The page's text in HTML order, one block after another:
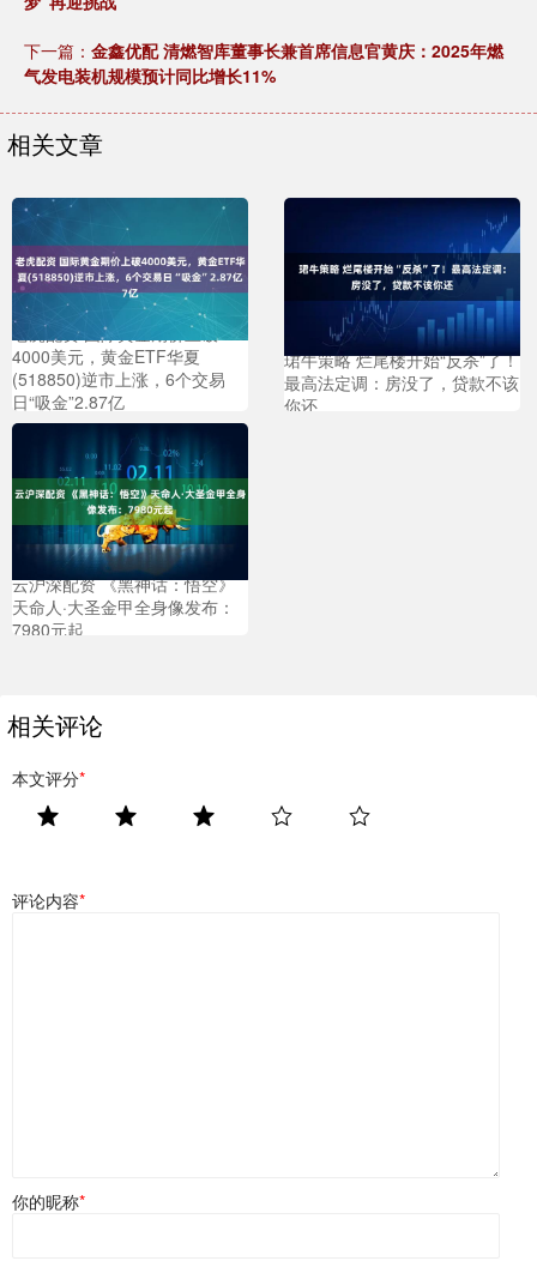
下一篇： 金鑫优配 清燃智库董事长兼首席信息官黄庆：2025年燃
气发电装机规模预计同比增长11%
相关文章
老虎配资 国际黄金期价上破
4000美元，黄金ETF华夏
(518850)逆市上涨，6个交易
日“吸金”2.87亿
珺牛策略 烂尾楼开始“反杀”了！
最高法定调：房没了，贷款不该
你还
云沪深配资 《黑神话：悟空》
天命人·大圣金甲全身像发布：
7980元起
相关评论
本文评分*
评论内容*
你的昵称*